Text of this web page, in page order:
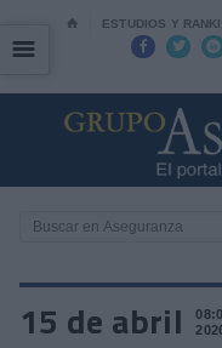
⌂ ESTUDIOS Y
  
☰
☰
15 de abril